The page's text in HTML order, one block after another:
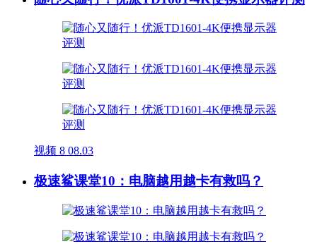
视频 8 08.03
极速鲨课堂10：电脑越用越卡有救吗？